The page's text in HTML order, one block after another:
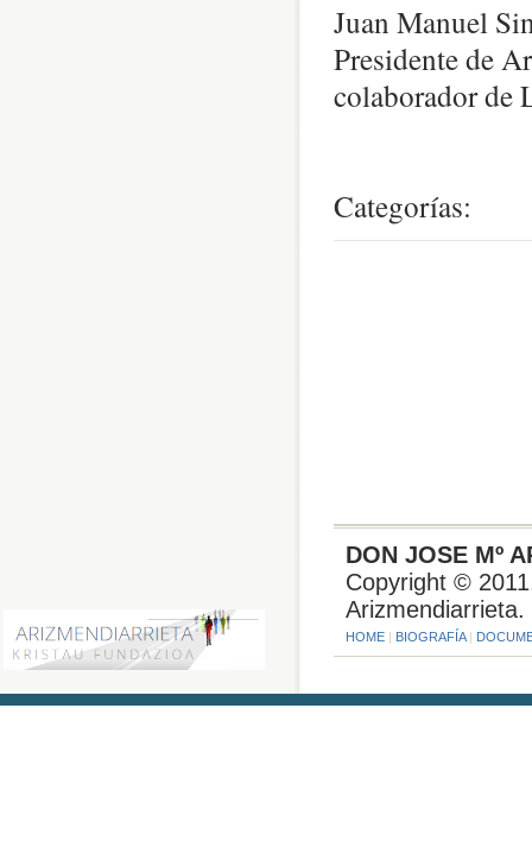
Juan Manuel
Presidente de
colaborador de
Categorías:
DON JOSE Mº
Copyright ©
Arizmendiarrieta.
HOME| BIOGRAFÍA|